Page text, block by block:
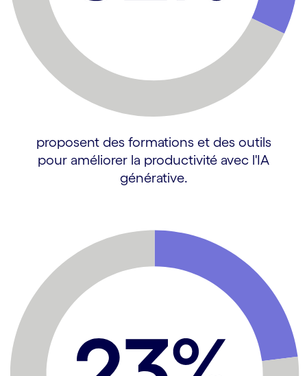
proposent des formations et des outils
pour améliorer la productivité avec l'IA
générative.